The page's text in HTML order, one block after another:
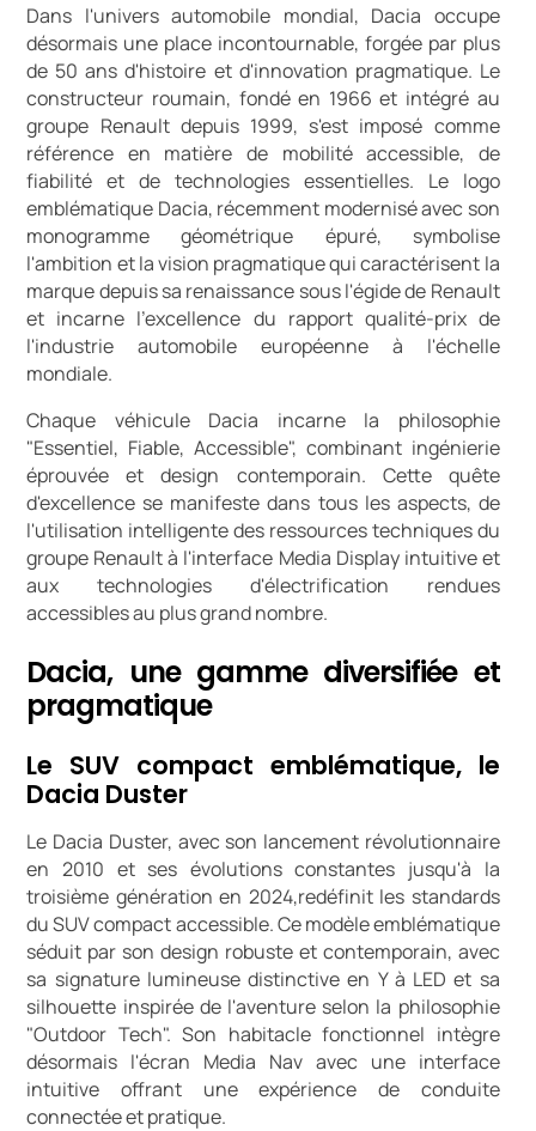
Dans l'univers automobile mondial, Dacia occupe
désormais une place incontournable, forgée par plus
de 50 ans d'histoire et d'innovation pragmatique. Le
constructeur roumain, fondé en 1966 et intégré au
groupe Renault depuis 1999, s'est imposé comme
référence en matière de mobilité accessible, de
fiabilité et de technologies essentielles. Le logo
emblématique Dacia, récemment modernisé avec son
monogramme géométrique épuré, symbolise
l'ambition et la vision pragmatique qui caractérisent la
marque depuis sa renaissance sous l'égide de Renault
et incarne l'excellence du rapport qualité-prix de
l'industrie automobile européenne à l'échelle
mondiale.
Chaque véhicule Dacia incarne la philosophie
"Essentiel, Fiable, Accessible", combinant ingénierie
éprouvée et design contemporain. Cette quête
d'excellence se manifeste dans tous les aspects, de
l'utilisation intelligente des ressources techniques du
groupe Renault à l'interface Media Display intuitive et
aux technologies d'électrification rendues
accessibles au plus grand nombre.
Dacia, une gamme diversifiée et
pragmatique
Le SUV compact emblématique, le
Dacia Duster
Le Dacia Duster, avec son lancement révolutionnaire
en 2010 et ses évolutions constantes jusqu'à la
troisième génération en 2024,redéfinit les standards
du SUV compact accessible. Ce modèle emblématique
séduit par son design robuste et contemporain, avec
sa signature lumineuse distinctive en Y à LED et sa
silhouette inspirée de l'aventure selon la philosophie
"Outdoor Tech". Son habitacle fonctionnel intègre
désormais l'écran Media Nav avec une interface
intuitive offrant une expérience de conduite
connectée et pratique.